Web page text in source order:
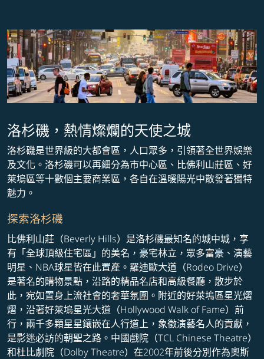
洛杉磯，熱情燦爛的天使之城
洛杉磯是世界級的大都會區，人口眾多，引領著全世界娛樂
及文化。洛杉磯可以再細分為市中心區、比佛利山莊區、好
萊塢區等十數個主要商業區，各自在溫暖陽光中散發著獨特
魅力。
探索洛杉磯
比佛利山莊（Beverly Hills）是洛杉磯最知名的城中城，享
有「全球頂級住宅區」的美名，豪宅林立，眾多富豪、演藝
明星、NBA球星皆在此置產。羅迪歐大道（Rodeo Drive）
是著名的購物景點，沿路的精品名店和高級餐廳，散步於
此，宛如置身上流社會的奢華氛圍。附近的好萊塢區星光熠
熠，沿著好萊塢星光大道（Hollywood Walk of Fame）前
行，兩千多顆星星鑲嵌在人行道上，象徵演藝名人的貢獻，
是影迷必訪的朝聖之路。中國戲院（TCL Chinese Theatre）
和杜比劇院（Dolby Theatre）在2002年前後分別作為奧斯